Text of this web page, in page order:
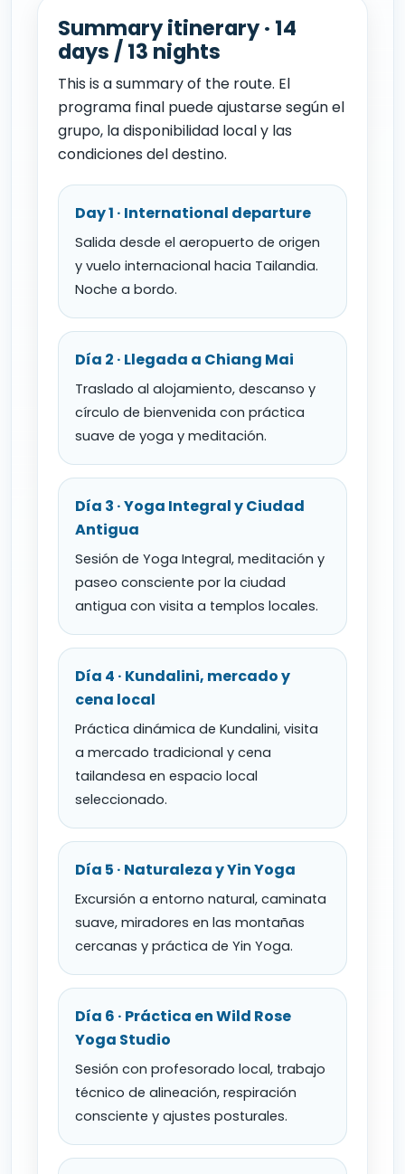
Summary itinerary · 14
days / 13 nights
This is a summary of the route. El
programa final puede ajustarse según el
grupo, la disponibilidad local y las
condiciones del destino.
Day 1 · International departure
Salida desde el aeropuerto de origen
y vuelo internacional hacia Tailandia.
Noche a bordo.
Día 2 · Llegada a Chiang Mai
Traslado al alojamiento, descanso y
círculo de bienvenida con práctica
suave de yoga y meditación.
Día 3 · Yoga Integral y Ciudad
Antigua
Sesión de Yoga Integral, meditación y
paseo consciente por la ciudad
antigua con visita a templos locales.
Día 4 · Kundalini, mercado y
cena local
Práctica dinámica de Kundalini, visita
a mercado tradicional y cena
tailandesa en espacio local
seleccionado.
Día 5 · Naturaleza y Yin Yoga
Excursión a entorno natural, caminata
suave, miradores en las montañas
cercanas y práctica de Yin Yoga.
Día 6 · Práctica en Wild Rose
Yoga Studio
Sesión con profesorado local, trabajo
técnico de alineación, respiración
consciente y ajustes posturales.